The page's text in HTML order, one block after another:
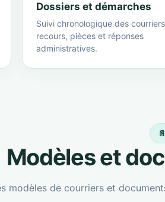
Dossiers et démarches
Suivi chronologique des
recours, pièces et réponses
administratives.
Modèles et
modèles de courriers et